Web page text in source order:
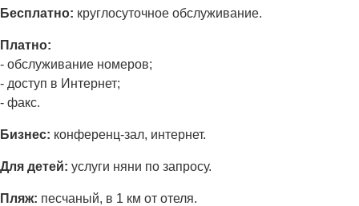
Бесплатно: круглосуточное обслуживание.
Платно:
- обслуживание номеров;
- доступ в Интернет;
- факс.
Бизнес: конференц-зал, интернет.
Для детей: услуги няни по запросу.
Пляж: песчаный, в 1 км от отеля.